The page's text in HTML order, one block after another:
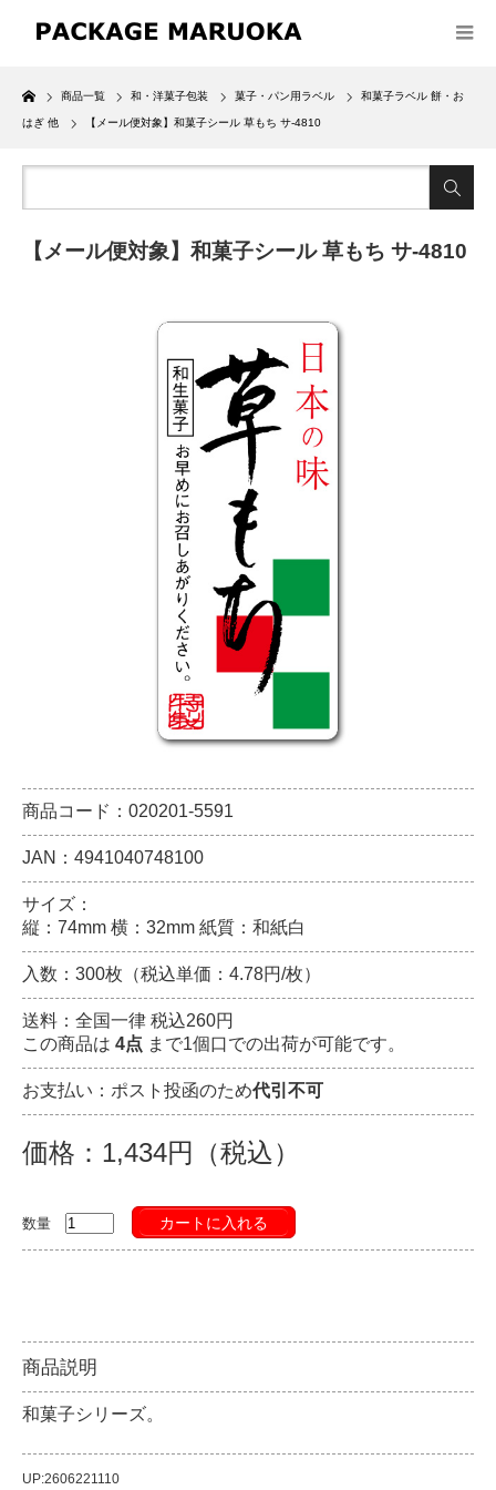
Home
商品一覧 和・洋菓子包装 菓子・パン用ラベル 和菓子ラベル 餅・お
はぎ 他 【メール便対象】和菓子シール 草もち サ-4810
【メール便対象】和菓子シール 草もち サ-4810
商品コード：020201-5591
JAN：4941040748100
サイズ：
縦：74mm 横：32mm 紙質：和紙白
入数：300枚（税込単価：4.78円/枚）
送料：全国一律 税込260円
この商品は 4点 まで1個口での出荷が可能です。
お支払い：ポスト投函のため代引不可
価格：1,434円（税込）
数量 カートに入れる
商品説明
和菓子シリーズ。
UP:2606221110